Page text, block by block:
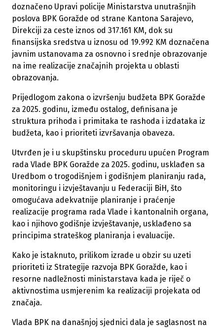
doznačeno Upravi policije Ministarstva unutrašnjih
poslova BPK Goražde od strane Kantona Sarajevo,
Direkciji za ceste iznos od 317.161 KM, dok su
finansijska sredstva u iznosu od 19.992 KM doznačena
javnim ustanovama za osnovno i srednje obrazovanje
na ime realizacije značajnih projekta u oblasti
obrazovanja.
Prijedlogom zakona o izvršenju budžeta BPK Goražde
za 2025. godinu, između ostalog, definisana je
struktura prihoda i primitaka te rashoda i izdataka iz
budžeta, kao i prioriteti izvršavanja obaveza.
Utvrđen je i u skupštinsku proceduru upućen Program
rada Vlade BPK Goražde za 2025. godinu, usklađen sa
Uredbom o trogodišnjem i godišnjem planiranju rada,
monitoringu i izvještavanju u Federaciji BiH, što
omogućava adekvatnije planiranje i praćenje
realizacije programa rada Vlade i kantonalnih organa,
kao i njihovo godišnje izvještavanje, usklađeno sa
principima strateškog planiranja i evaluacije.
Kako je istaknuto, prilikom izrade u obzir su uzeti
prioriteti iz Strategije razvoja BPK Goražde, kao i
resorne nadležnosti ministarstava kada je riječ o
aktivnostima usmjerenim ka realizaciji projekata od
značaja.
Vlada BPK na današnjoj sjednici dala je saglasnost na